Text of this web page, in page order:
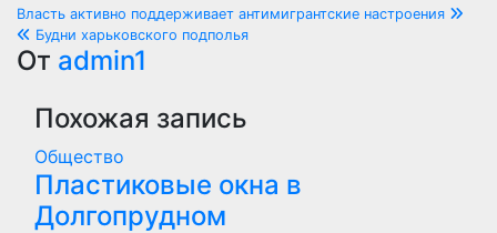
Навигация
по
записям
Власть активно поддерживает антимигрантские настроения
Будни харьковского подполья
От admin1
Похожая запись
Общество
Пластиковые окна в
Долгопрудном